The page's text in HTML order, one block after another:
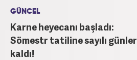
GÜNCEL
Karne heyecanı başladı:
Sömestr tatiline sayılı günler
kaldı!